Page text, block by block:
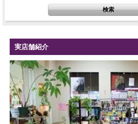
実店舗紹介